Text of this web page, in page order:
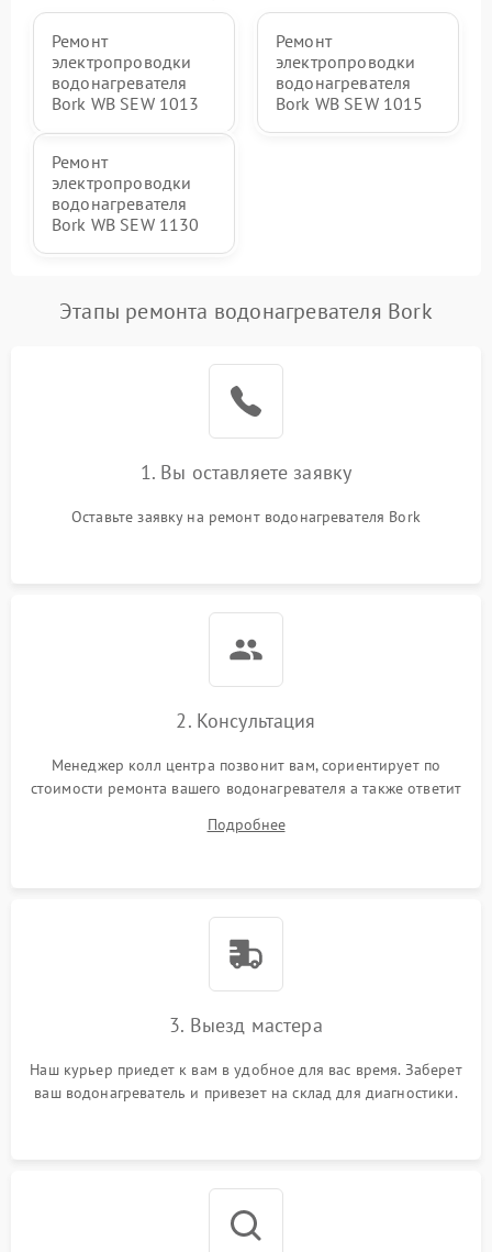
Ремонт
электропроводки
водонагревателя
Bork WB SEW 1013
Ремонт
электропроводки
водонагревателя
Bork WB SEW 1015
Ремонт
электропроводки
водонагревателя
Bork WB SEW 1130
Этапы ремонта водонагревателя Bork
1. Вы оставляете заявку
Оставьте заявку на ремонт водонагревателя Bork
2. Консультация
Менеджер колл центра позвонит вам, сориентирует по
стоимости ремонта вашего водонагревателя а также ответит
Подробнее
3. Выезд мастера
Наш курьер приедет к вам в удобное для вас время. Заберет
ваш водонагреватель и привезет на склад для диагностики.